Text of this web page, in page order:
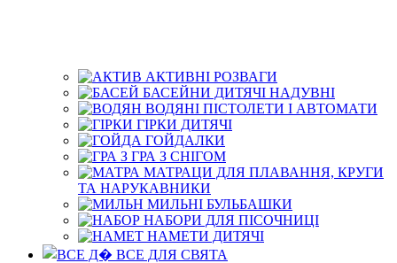
АКТИВНІ РОЗВАГИ
БАСЕЙНИ ДИТЯЧІ НАДУВНІ
ВОДЯНІ ПІСТОЛЕТИ І АВТОМАТИ
ГІРКИ ДИТЯЧІ
ГОЙДАЛКИ
ГРА З СНІГОМ
МАТРАЦИ ДЛЯ ПЛАВАННЯ, КРУГИ
ТА НАРУКАВНИКИ
МИЛЬНІ БУЛЬБАШКИ
НАБОРИ ДЛЯ ПІСОЧНИЦІ
НАМЕТИ ДИТЯЧІ
ВСЕ ДЛЯ СВЯТА